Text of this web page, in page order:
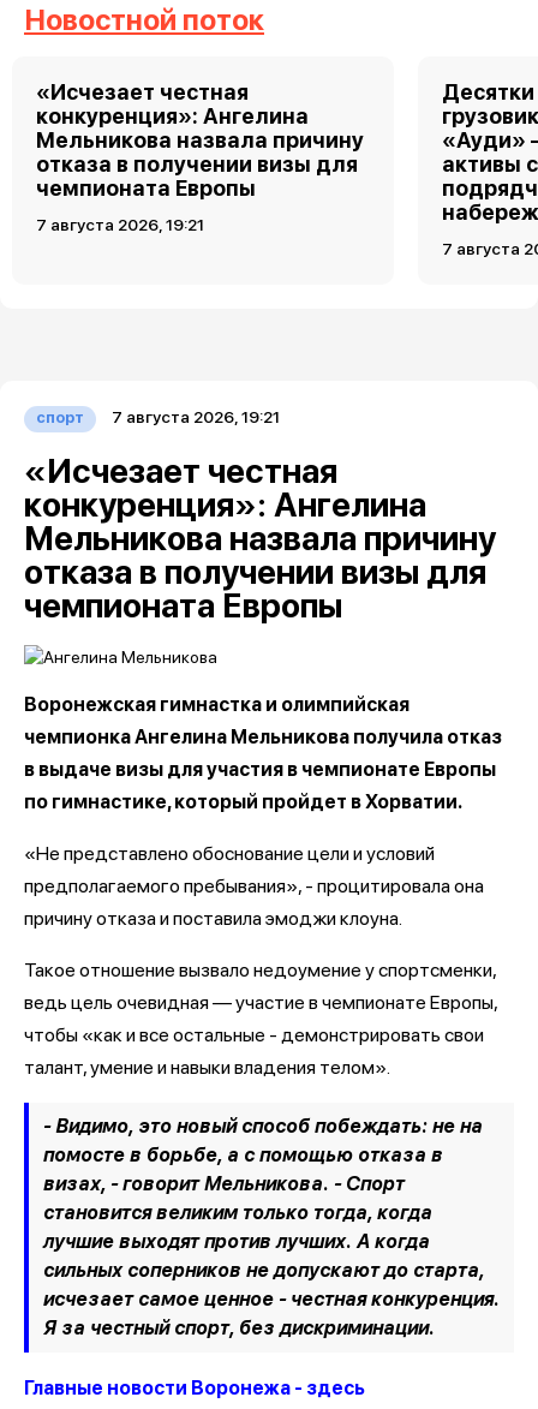
Новостной поток
«Исчезает честная
конкуренция»: Ангелина
Мельникова назвала причину
отказа в получении визы для
чемпионата Европы
7 августа 2026, 19:21
«Ауди»
активы
7 августа
спорт 7 августа 2026, 19:21
«Исчезает честная
конкуренция»: Ангелина
Мельникова назвала причину
отказа в получении визы для
чемпионата Европы
Воронежская гимнастка и олимпийская
чемпионка Ангелина Мельникова получила отказ
в выдаче визы для участия в чемпионате Европы
по гимнастике, который пройдет в Хорватии.
«Не представлено обоснование цели и условий
предполагаемого пребывания», - процитировала она
причину отказа и поставила эмоджи клоуна.
Такое отношение вызвало недоумение у спортсменки,
ведь цель очевидная — участие в чемпионате Европы,
чтобы «как и все остальные - демонстрировать свои
талант, умение и навыки владения телом».
- Видимо, это новый способ побеждать: не на
помосте в борьбе, а с помощью отказа в
визах, - говорит Мельникова. - Спорт
становится великим только тогда, когда
лучшие выходят против лучших. А когда
сильных соперников не допускают до старта,
исчезает самое ценное - честная конкуренция.
Я за честный спорт, без дискриминации.
Главные новости Воронежа - здесь